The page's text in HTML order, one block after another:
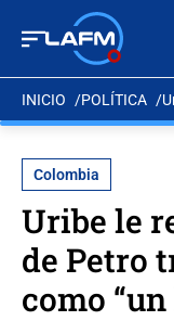
INICIO POLÍTICA
Colombia
Uribe le
de Petro
como